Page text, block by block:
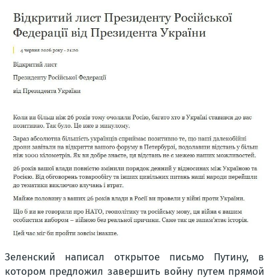
Зеленский написал открытое письмо Путину, в
котором предложил завершить войну путем прямой